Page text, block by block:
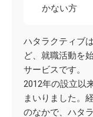
かない方
ハタラクティブ
ど、就職活動を
サービスです。
2012年の設立以
まいりました。
のなかで、ハタ